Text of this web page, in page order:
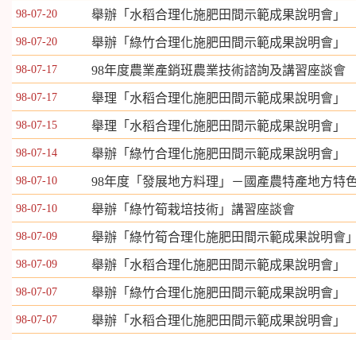
98-07-20 舉辦「水稻合理化施肥田間示範成果說明會」
98-07-20 舉辦「綠竹合理化施肥田間示範成果說明會」
98-07-17 98年度農業產銷班農業技術諮詢及講習座談會
98-07-17 舉理「水稻合理化施肥田間示範成果說明會」
98-07-15 舉理「水稻合理化施肥田間示範成果說明會」
98-07-14 舉辦「綠竹合理化施肥田間示範成果說明會」
98-07-10 98年度「發展地方料理」－國產農特產地方特
98-07-10 舉辦「綠竹筍栽培技術」講習座談會
98-07-09 舉辦「綠竹筍合理化施肥田間示範成果說明會
98-07-09 舉辦「水稻合理化施肥田間示範成果說明會」
98-07-07 舉辦「綠竹合理化施肥田間示範成果說明會」
98-07-07 舉辦「水稻合理化施肥田間示範成果說明會」